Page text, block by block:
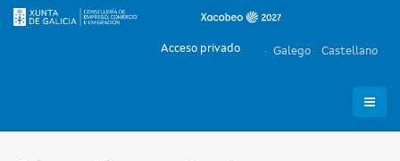
Galego Castellano
Acceso privado